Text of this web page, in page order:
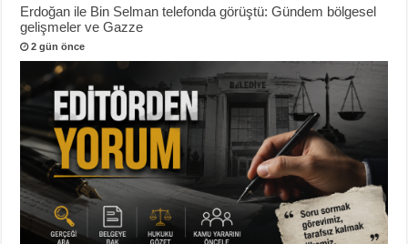
Erdoğan ile Bin Selman telefonda görüştü: Gündem bölgesel
gelişmeler ve Gazze
2 gün önce